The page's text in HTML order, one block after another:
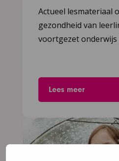
Actueel lesmateriaal
gezondheid van
voortgezet
Lees meer
artikel